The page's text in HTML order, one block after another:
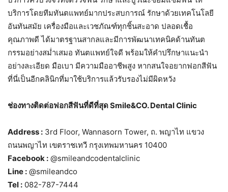
บริการโดยทีมทันตแพทย์มากประสบการณ์ รักษาด้วยเทคโนโลยี
อันทันสมัย เครื่องมือและเวชภัณฑ์ทุกชิ้นสะอาด ปลอดเชื้อ
คุณภาพดี ได้มาตรฐานสากลและมีการพัฒนาเทคนิคด้านทันต
กรรมอย่างสม่ำเสมอ ทันตแพทย์ใจดี พร้อมให้คำปรึกษาแนะนำ
อย่างละเอียด มือเบา มีความมืออาชีพสูง หากสนใจอยากฟอกสีฟัน
ที่นี่เป็นอีกคลินิกที่มาใช้บริการแล้วรับรองไม่มีผิดหวัง
ช่องทางติดต่อฟอกสีฟันที่ดีที่สุด Smile&CO. Dental Clinic
Address : 3rd Floor, Wannasorn Tower, ถ. พญาไท แขวง
ถนนพญาไท เขตราชเทวี กรุงเทพมหานคร 10400
Facebook : @smileandcodentalclinic
Line : @smileandco
Tel : 082-787-7444